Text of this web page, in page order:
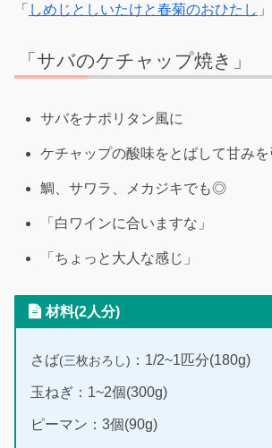
「 しめじとしいたけと春菊のおひたし 」
「サバのケチャップ焼き」
サバをナポリタン風に
ケチャップの酸味をとばして甘み
鯛、サワラ、メカジキでも◎
「白ワインに合いますな」
「ちょっと大人な感じ」
材料(2人分)
さば(三枚おろし) ：1/2~1匹分(180g)
玉ねぎ：1~2個(300g)
ピーマン：3個(90g)